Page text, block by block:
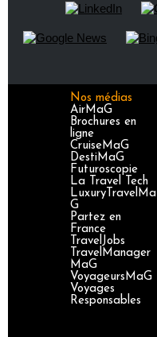
Nos médias
AirMaG
Brochures en
ligne
CruiseMaG
DestiMaG
Futuroscopie
La Travel Tech
LuxuryTravelMa
G
Partez en
France
TravelJobs
TravelManager
MaG
VoyageursMaG
Voyages
Responsables